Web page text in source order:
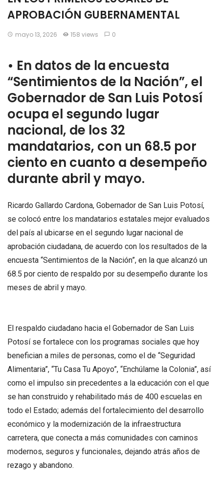
APROBACIÓN GUBERNAMENTAL
mayo 13, 2026 158 views 0
•⁠ ⁠En datos de la encuesta
“Sentimientos de la Nación”, el
Gobernador de San Luis Potosí
ocupa el segundo lugar
nacional, de los 32
mandatarios, con un 68.5 por
ciento en cuanto a desempeño
durante abril y mayo.
Ricardo Gallardo Cardona, Gobernador de San Luis Potosí,
se colocó entre los mandatarios estatales mejor evaluados
del país al ubicarse en el segundo lugar nacional de
aprobación ciudadana, de acuerdo con los resultados de la
encuesta “Sentimientos de la Nación”, en la que alcanzó un
68.5 por ciento de respaldo por su desempeño durante los
meses de abril y mayo.
El respaldo ciudadano hacia el Gobernador de San Luis
Potosí se fortalece con los programas sociales que hoy
benefician a miles de personas, como el de “Seguridad
Alimentaria”, “Tu Casa Tu Apoyo”, “Enchúlame la Colonia”, así
como el impulso sin precedentes a la educación con el que
se han construido y rehabilitado más de 400 escuelas en
todo el Estado; además del fortalecimiento del desarrollo
económico y la modernización de la infraestructura
carretera, que conecta a más comunidades con caminos
modernos, seguros y funcionales, dejando atrás años de
rezago y abandono.